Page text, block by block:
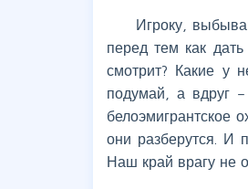
Игроку,
перед тем как
смотрит? Какие у
подумай, а вдруг
белоэмигрантское
они разберутся. И
Наш край врагу не